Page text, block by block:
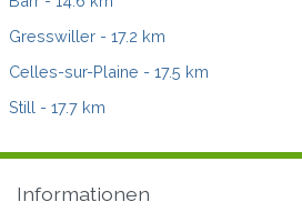
Gresswiller - 17.2 km
Celles-sur-Plaine - 17.5 km
Still - 17.7 km
Informationen